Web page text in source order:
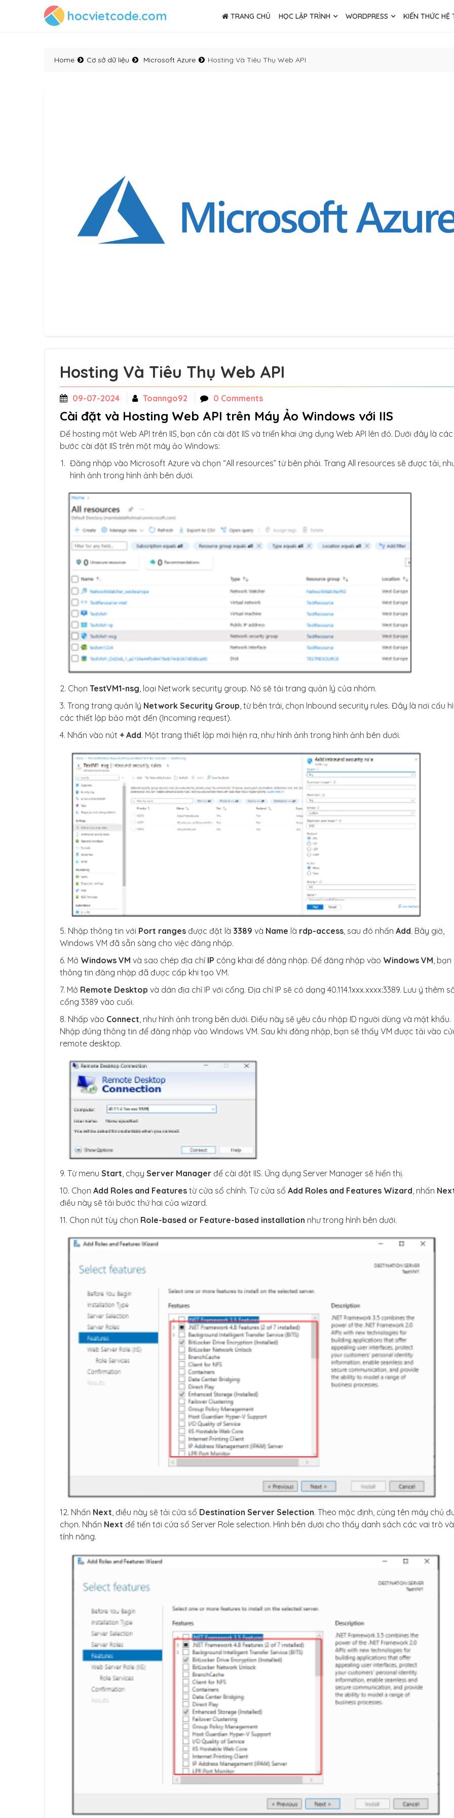
hocvietcode.com TRANG CHỦ HỌC LẬP TRÌNH WORDPRESS KIẾN THỨC HỆ
Home Cơ sở dữ liệu Microsoft Azure Hosting Và Tiêu Thụ Web API
Hosting Và Tiêu Thụ Web API
09-07-2024 Toanngo92 0 Comments
Cài đặt và Hosting Web API trên Máy Ảo Windows với IIS
Để hosting một Web API trên IIS, bạn cần cài đặt IIS và triển khai ứng dụng Web API lên đó. Dưới đây là các
bước cài đặt IIS trên một máy ảo Windows:
Đăng nhập vào Microsoft Azure và chọn “All resources” từ bên phải. Trang All resources sẽ được tải,
hình ảnh trong hình ảnh bên dưới.
2. Chọn TestVM1-nsg , loại Network security group. Nó sẽ tải trang quản lý của nhóm.
3. Trong trang quản lý Network Security Group , từ bên trái, chọn Inbound security rules. Đây là nơi cấu
các thiết lập bảo mật đến (Incoming request).
4. Nhấn vào nút + Add. Một trang thiết lập mới hiện ra, như hình ảnh trong hình ảnh bên dưới.
5. Nhập thông tin với Port ranges được đặt là 3389 và Name là rdp-access , sau đó nhấn Add. Bây giờ,
Windows VM đã sẵn sàng cho việc đăng nhập.
6. Mở Windows VM và sao chép địa chỉ IP công khai để đăng nhập. Để đăng nhập vào Windows VM ,
thông tin đăng nhập đã được cấp khi tạo VM.
7. Mở Remote Desktop và dán địa chỉ IP với cổng. Địa chỉ IP sẽ có dạng 40.114.1xxx.xxxx:3389. Lưu ý thêm
cổng 3389 vào cuối.
8. Nhấp vào Connect , như hình ảnh trong bên dưới. Điều này sẽ yêu cầu nhập ID người dùng và mật khẩu.
Nhập đúng thông tin để đăng nhập vào Windows VM. Sau khi đăng nhập, bạn sẽ thấy VM được tải vào
remote desktop.
9. Từ menu Start , chạy Server Manager để cài đặt IIS. Ứng dụng Server Manager sẽ hiển thị.
10. Chọn Add Roles and Features từ cửa sổ chính. Từ cửa sổ Add Roles and Features Wizard , nhấn
điều này sẽ tải bước thứ hai của wizard.
11. Chọn nút tùy chọn Role-based or Feature-based installation như trong hình bên dưới.
12. Nhấn Next , điều này sẽ tải cửa sổ Destination Server Selection. Theo mặc định, cùng tên máy chủ
chọn. Nhấn Next để tiến tới cửa sổ Server Role selection. Hình bên dưới cho thấy danh sách các vai trò và
tính năng.